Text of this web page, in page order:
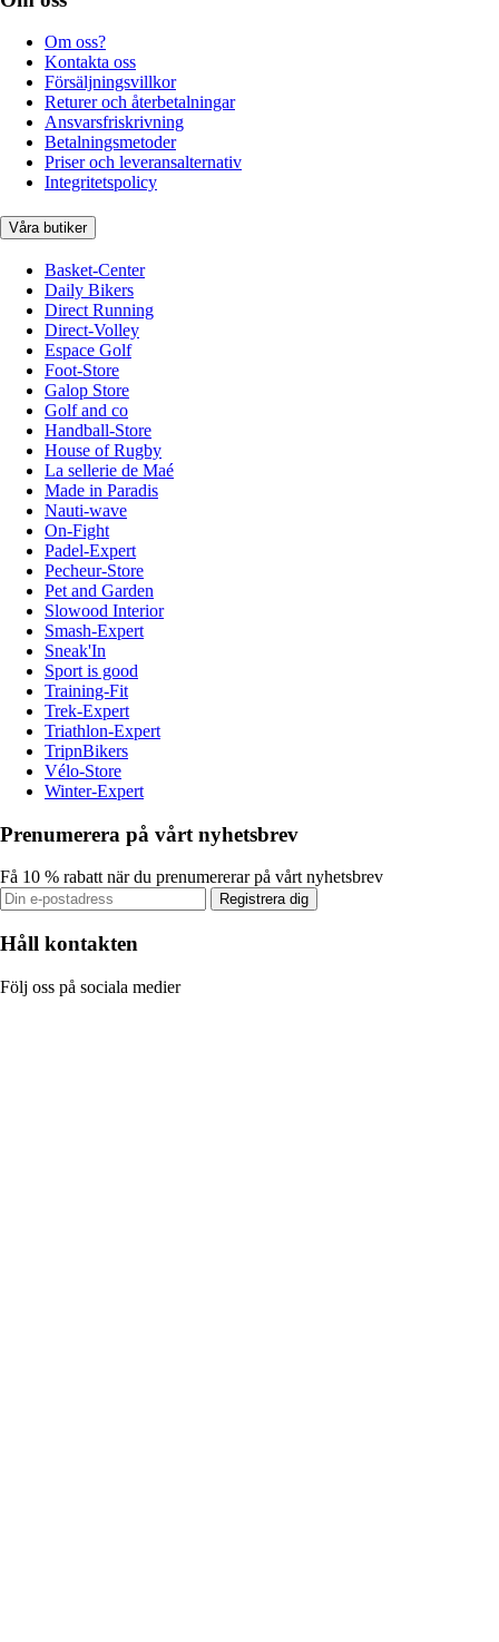
Om oss?
Kontakta oss
Försäljningsvillkor
Returer och återbetalningar
Ansvarsfriskrivning
Betalningsmetoder
Priser och leveransalternativ
Integritetspolicy
Våra butiker
Basket-Center
Daily Bikers
Direct Running
Direct-Volley
Espace Golf
Foot-Store
Galop Store
Golf and co
Handball-Store
House of Rugby
La sellerie de Maé
Made in Paradis
Nauti-wave
On-Fight
Padel-Expert
Pecheur-Store
Pet and Garden
Slowood Interior
Smash-Expert
Sneak'In
Sport is good
Training-Fit
Trek-Expert
Triathlon-Expert
TripnBikers
Vélo-Store
Winter-Expert
Prenumerera på vårt nyhetsbrev
Få 10 % rabatt när du prenumererar på vårt nyhetsbrev
Registrera dig
Håll kontakten
Följ oss på sociala medier